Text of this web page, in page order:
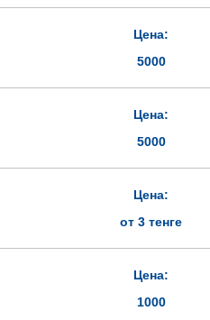
Цена:
5000
Цена:
5000
Цена:
от 3 тенге
Цена:
1000